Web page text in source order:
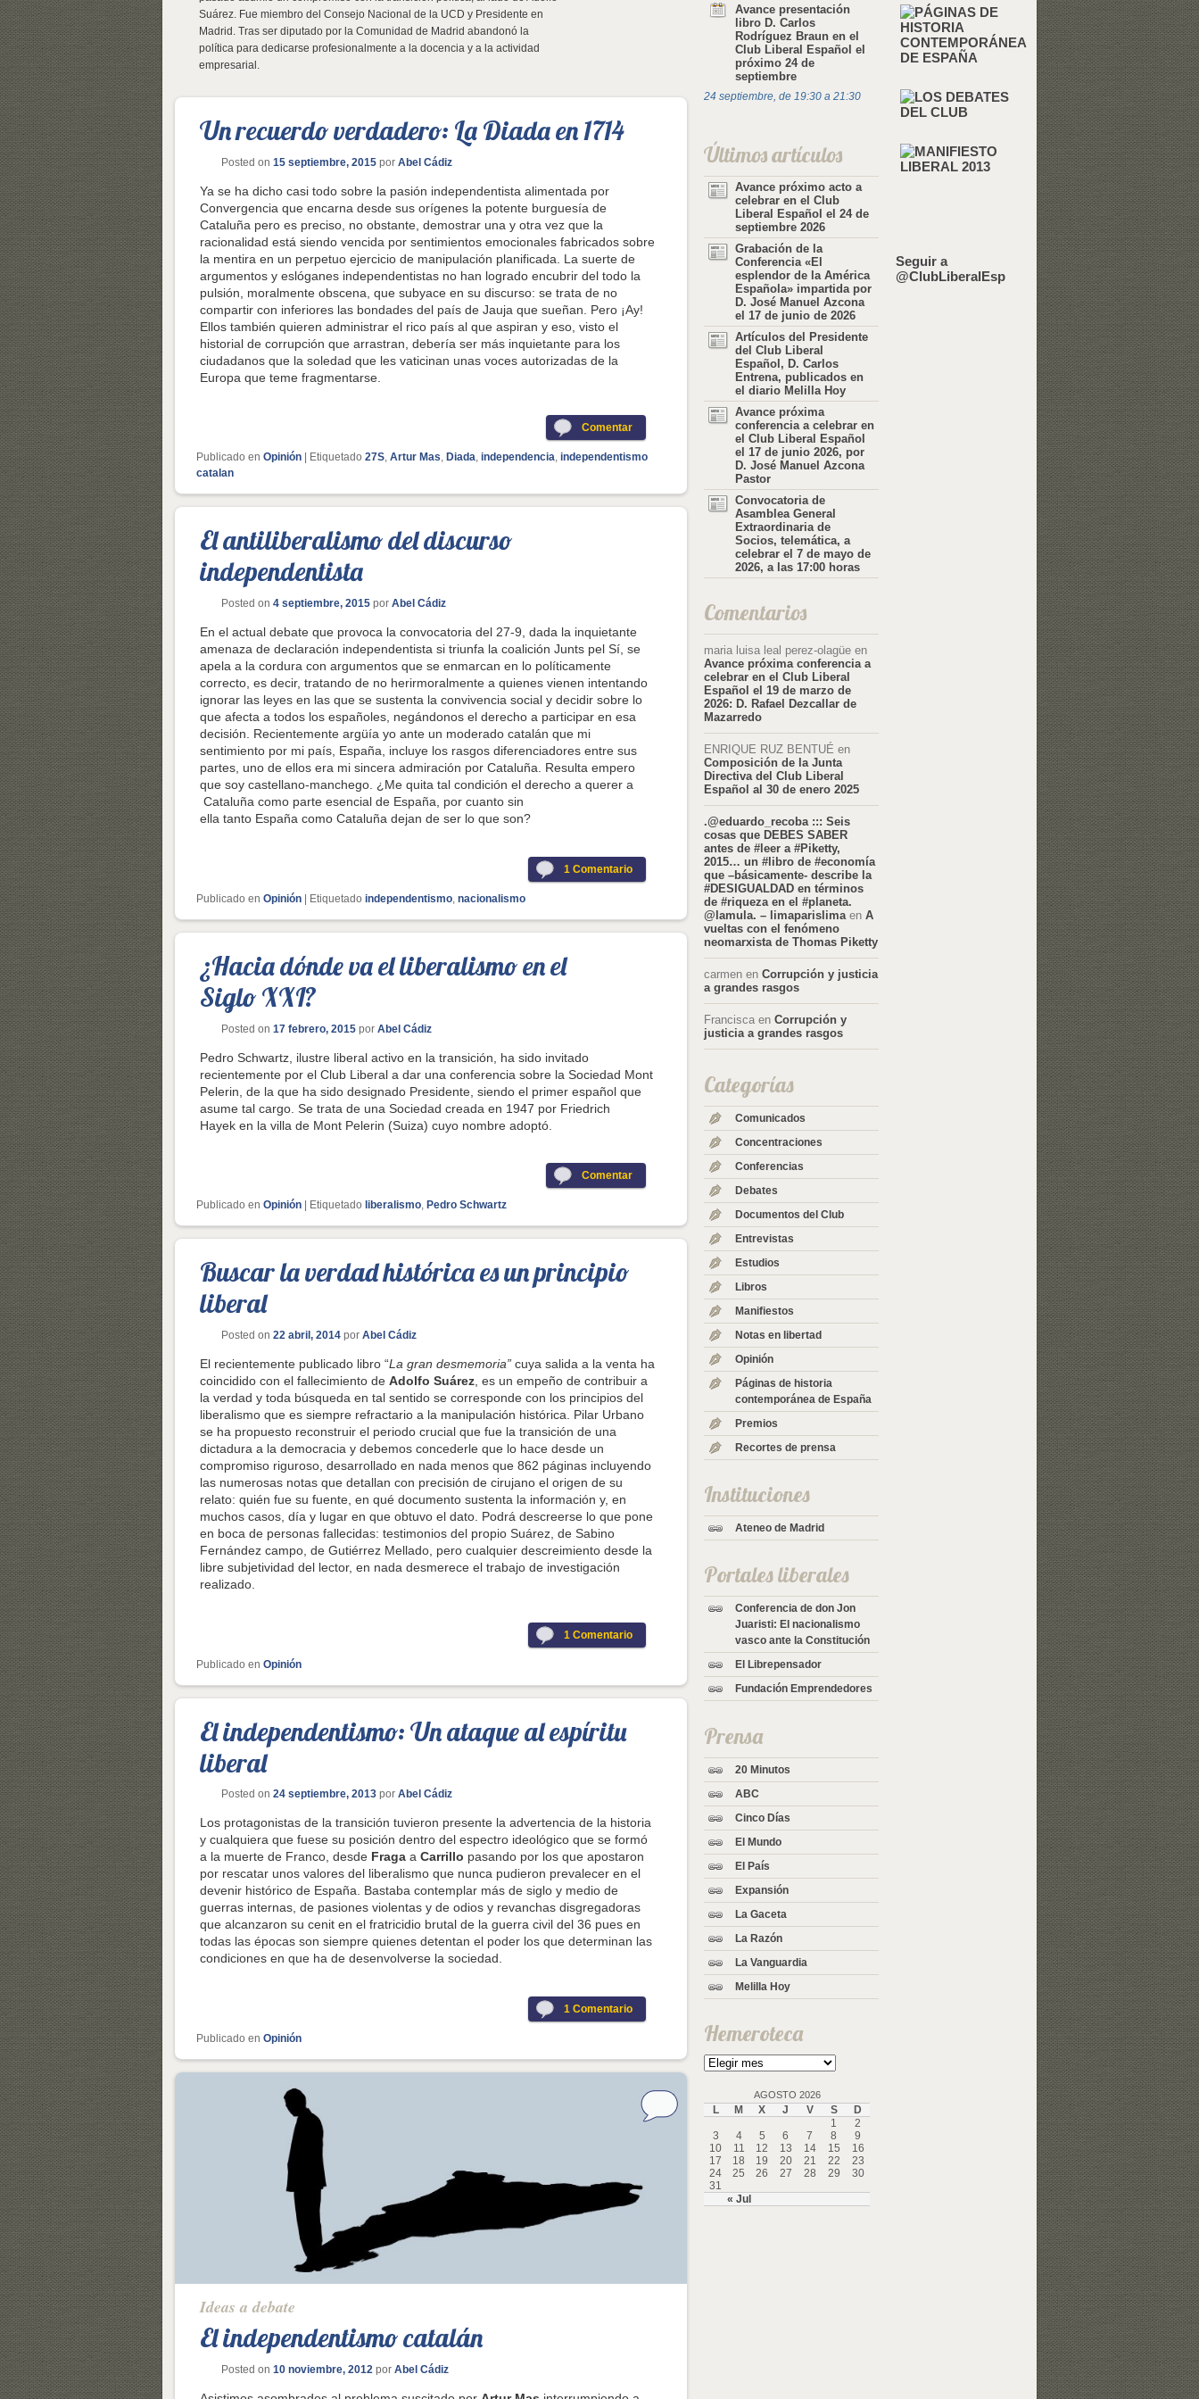
Suárez. Fue miembro del Consejo Nacional de la UCD y Presidente en
Madrid. Tras ser diputado por la Comunidad de Madrid abandonó la
política para dedicarse profesionalmente a la docencia y a la actividad
empresarial.
Un recuerdo verdadero: La Diada en 1714
Posted on 15 septiembre, 2015 por Abel Cádiz
Ya se ha dicho casi todo sobre la pasión independentista alimentada por
Convergencia que encarna desde sus orígenes la potente burguesía de
Cataluña pero es preciso, no obstante, demostrar una y otra vez que la
racionalidad está siendo vencida por sentimientos emocionales fabricados sobre
la mentira en un perpetuo ejercicio de manipulación planificada. La suerte de
argumentos y eslóganes independentistas no han logrado encubrir del todo la
pulsión, moralmente obscena, que subyace en su discurso: se trata de no
compartir con inferiores las bondades del país de Jauja que sueñan. Pero ¡Ay!
Ellos también quieren administrar el rico país al que aspiran y eso, visto el
historial de corrupción que arrastran, debería ser más inquietante para los
ciudadanos que la soledad que les vaticinan unas voces autorizadas de la
Europa que teme fragmentarse.
Comentar
Publicado en Opinión Etiquetado 27S, Artur Mas, Diada, independencia, independentismo
catalan
El antiliberalismo del discurso
independentista
Posted on 4 septiembre, 2015 por Abel Cádiz
En el actual debate que provoca la convocatoria del 27-9, dada la inquietante
amenaza de declaración independentista si triunfa la coalición Junts pel Sí, se
apela a la cordura con argumentos que se enmarcan en lo políticamente
correcto, es decir, tratando de no herirmoralmente a quienes vienen intentando
ignorar las leyes en las que se sustenta la convivencia social y decidir sobre lo
que afecta a todos los españoles, negándonos el derecho a participar en esa
decisión. Recientemente argüía yo ante un moderado catalán que mi
sentimiento por mi país, España, incluye los rasgos diferenciadores entre sus
partes, uno de ellos era mi sincera admiración por Cataluña. Resulta empero
que soy castellano-manchego. ¿Me quita tal condición el derecho a querer a
Cataluña como parte esencial de España, por cuanto sin
ella tanto España como Cataluña dejan de ser lo que son?
1 Comentario
Publicado en Opinión | Etiquetado independentismo, nacionalismo
¿Hacia dónde va el liberalismo en el
Siglo XXI?
Posted on 17 febrero, 2015 por Abel Cádiz
Pedro Schwartz, ilustre liberal activo en la transición, ha sido invitado
recientemente por el Club Liberal a dar una conferencia sobre la Sociedad Mont
Pelerin, de la que ha sido designado Presidente, siendo el primer español que
asume tal cargo. Se trata de una Sociedad creada en 1947 por Friedrich
Hayek en la villa de Mont Pelerin (Suiza) cuyo nombre adoptó.
Comentar
Publicado en Opinión Etiquetado liberalismo, Pedro Schwartz
Buscar la verdad histórica es un principio
liberal
Posted on 22 abril, 2014 por Abel Cádiz
El recientemente publicado libro “La gran desmemoria” cuya salida a la venta ha
coincidido con el fallecimiento de Adolfo Suárez , es un empeño de contribuir a
la verdad y toda búsqueda en tal sentido se corresponde con los principios del
liberalismo que es siempre refractario a la manipulación histórica. Pilar Urbano
se ha propuesto reconstruir el periodo crucial que fue la transición de una
dictadura a la democracia y debemos concederle que lo hace desde un
compromiso riguroso, desarrollado en nada menos que 862 páginas incluyendo
las numerosas notas que detallan con precisión de cirujano el origen de su
relato: quién fue su fuente, en qué documento sustenta la información y, en
muchos casos, día y lugar en que obtuvo el dato. Podrá descreerse lo que pone
en boca de personas fallecidas: testimonios del propio Suárez, de Sabino
Fernández campo, de Gutiérrez Mellado, pero cualquier descreimiento desde la
libre subjetividad del lector, en nada desmerece el trabajo de investigación
realizado.
1 Comentario
Publicado en Opinión
El independentismo: Un ataque al espíritu
liberal
Posted on 24 septiembre, 2013 por Abel Cádiz
Los protagonistas de la transición tuvieron presente la advertencia de la historia
y cualquiera que fuese su posición dentro del espectro ideológico que se formó
a la muerte de Franco, desde Fraga a Carrillo pasando por los que apostaron
por rescatar unos valores del liberalismo que nunca pudieron prevalecer en el
devenir histórico de España. Bastaba contemplar más de siglo y medio de
guerras internas, de pasiones violentas y de odios y revanchas disgregadoras
que alcanzaron su cenit en el fratricidio brutal de la guerra civil del 36 pues en
todas las épocas son siempre quienes detentan el poder los que determinan las
condiciones en que ha de desenvolverse la sociedad.
1 Comentario
Publicado en Opinión
Ideas a debate
El independentismo catalán
Posted on 10 noviembre, 2012 por Abel Cádiz
Avance presentación
libro D. Carlos
Rodríguez Braun en el
Club Liberal Español el
próximo 24 de
septiembre
24 septiembre, de 19:30 a 21:30
Últimos artículos
Avance próximo acto a
celebrar en el Club
Liberal Español el 24 de
septiembre 2026
Grabación de la
Conferencia «El
esplendor de la América
Española» impartida por
D. José Manuel Azcona
el 17 de junio de 2026
Artículos del Presidente
del Club Liberal
Español, D. Carlos
Entrena, publicados en
el diario Melilla Hoy
Avance próxima
conferencia a celebrar en
el Club Liberal Español
el 17 de junio 2026, por
D. José Manuel Azcona
Pastor
Convocatoria de
Asamblea General
Extraordinaria de
Socios, telemática, a
celebrar el 7 de mayo de
2026, a las 17:00 horas
Comentarios
maria luisa leal perez-olagüe en
Avance próxima conferencia a
celebrar en el Club Liberal
Español el 19 de marzo de
2026: D. Rafael Dezcallar de
Mazarredo
ENRIQUE RUZ BENTUÉ en
Composición de la Junta
Directiva del Club Liberal
Español al 30 de enero 2025
.@eduardo_recoba ::: Seis
cosas que DEBES SABER
antes de #leer a #Piketty,
2015… un #libro de #economía
que –básicamente- describe la
#DESIGUALDAD en términos
de #riqueza en el #planeta.
@lamula. – limaparislimaen A
vueltas con el fenómeno
neomarxista de Thomas Piketty
carmen en Corrupción y justicia
a grandes rasgos
Francisca en Corrupción y
justicia a grandes rasgos
Categorías
Comunicados
Concentraciones
Conferencias
Debates
Documentos del Club
Entrevistas
Estudios
Libros
Manifiestos
Notas en libertad
Opinión
Páginas de historia
contemporánea de España
Premios
Recortes de prensa
Instituciones
Ateneo de Madrid
Portales liberales
Conferencia de don Jon
Juaristi: El nacionalismo
vasco ante la Constitución
El Librepensador
Fundación Emprendedores
Prensa
20 Minutos
ABC
Cinco Días
El Mundo
El País
Expansión
La Gaceta
La Razón
La Vanguardia
Melilla Hoy
Hemeroteca
Hemeroteca
AGOSTO 2026
L M X J V S D
« Jul
1
2
3
4 5 6 7 8
9
10
11 12 13 14 15
16
17
18 19 20 21 22
23
24
25 26 27 28 29
30
31
Seguir a
@ClubLiberalEsp